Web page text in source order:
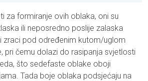
za formiranje ovih oblaka, oni su
ili neposredno poslije zalaska
zraci pod određenim kutom/uglom
pri čemu dolazi do rasipanja svjetlosti
što sedefaste oblake oboji
Tada boje oblaka podsjećaju na